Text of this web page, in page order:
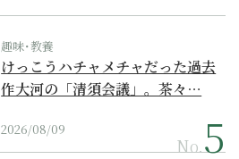
趣味･教養
けっこうハチャメチャだった過去
作大河の「清須会議」。茶々…
2026/08/09
No.